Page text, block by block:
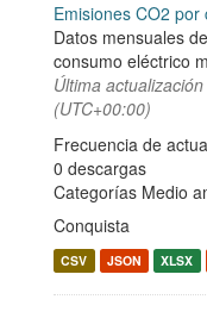
Emisiones CO2
Datos mensuales
consumo eléctrico
Última actualización
(UTC+00:00)
Frecuencia de
0 descargas
Categorías Medio
Conquista
CSV JSON XLSX